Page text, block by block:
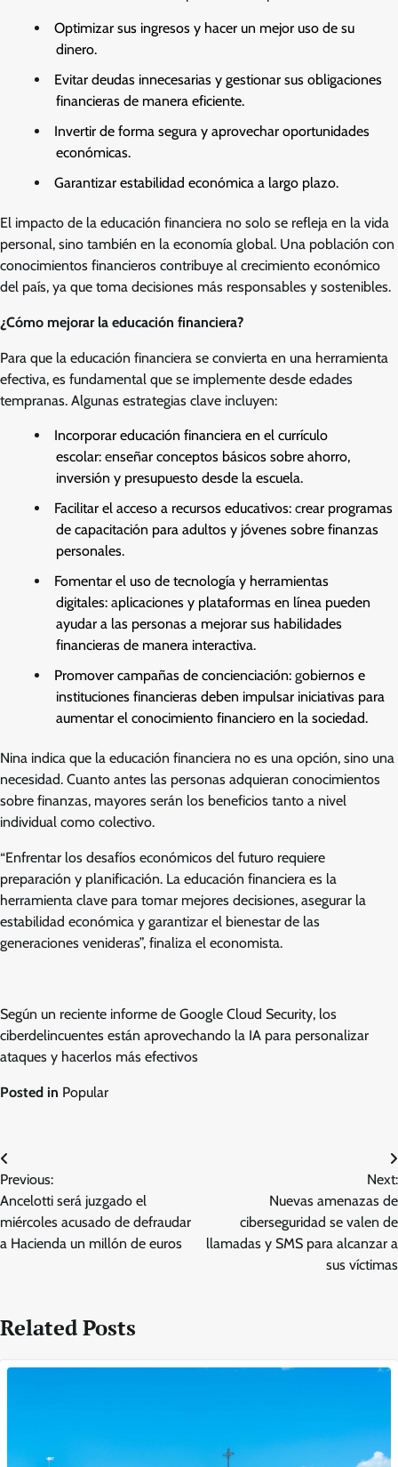
Optimizar sus ingresos y hacer un mejor uso de su
dinero.
Evitar deudas innecesarias y gestionar sus obligaciones
financieras de manera eficiente.
Invertir de forma segura y aprovechar oportunidades
económicas.
Garantizar estabilidad económica a largo plazo.
El impacto de la educación financiera no solo se refleja en la vida
personal, sino también en la economía global. Una población con
conocimientos financieros contribuye al crecimiento económico
del país, ya que toma decisiones más responsables y sostenibles.
¿Cómo mejorar la educación financiera?
Para que la educación financiera se convierta en una herramienta
efectiva, es fundamental que se implemente desde edades
tempranas. Algunas estrategias clave incluyen:
Incorporar educación financiera en el currículo
escolar: enseñar conceptos básicos sobre ahorro,
inversión y presupuesto desde la escuela.
Facilitar el acceso a recursos educativos: crear programas
de capacitación para adultos y jóvenes sobre finanzas
personales.
Fomentar el uso de tecnología y herramientas
digitales: aplicaciones y plataformas en línea pueden
ayudar a las personas a mejorar sus habilidades
financieras de manera interactiva.
Promover campañas de concienciación: gobiernos e
instituciones financieras deben impulsar iniciativas para
aumentar el conocimiento financiero en la sociedad.
Nina indica que la educación financiera no es una opción, sino una
necesidad. Cuanto antes las personas adquieran conocimientos
sobre finanzas, mayores serán los beneficios tanto a nivel
individual como colectivo.
“Enfrentar los desafíos económicos del futuro requiere
preparación y planificación. La educación financiera es la
herramienta clave para tomar mejores decisiones, asegurar la
estabilidad económica y garantizar el bienestar de las
generaciones venideras”, finaliza el economista.
Según un reciente informe de Google Cloud Security, los
ciberdelincuentes están aprovechando la IA para personalizar
ataques y hacerlos más efectivos
Posted in Popular
Post
navigation
Previous:
Ancelotti será juzgado el
miércoles acusado de defraudar
a Hacienda un millón de euros
Next:
Nuevas amenazas de
ciberseguridad se valen de
llamadas y SMS para alcanzar a
sus víctimas
Related Posts